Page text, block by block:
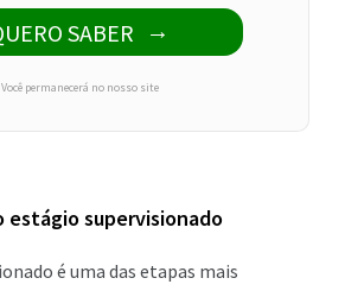
SABER
Você permanecerá no nosso site
estágio supervisionado
é uma das etapas mais